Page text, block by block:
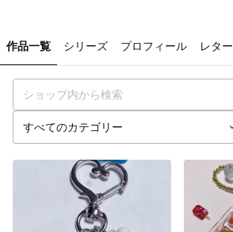
作品一覧 シリーズ プロフィール レター